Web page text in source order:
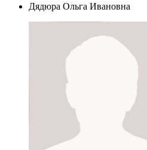
Дядюра Ольга Ивановна